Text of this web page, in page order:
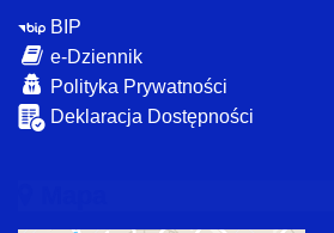
BIP
e-Dziennik
Polityka Prywatności
Deklaracja Dostępności